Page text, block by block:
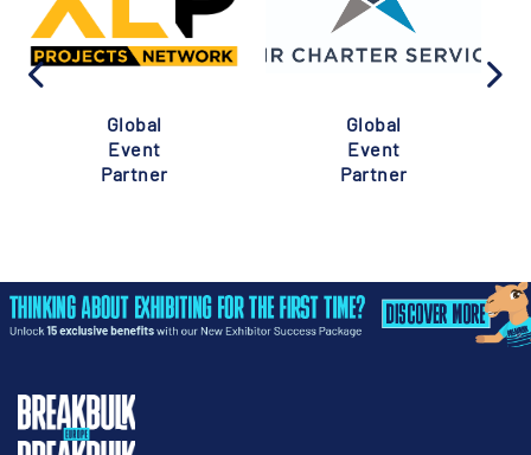
Global
Event
Partner
Global
Event
Partner